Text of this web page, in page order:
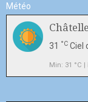
Météo
31 °C Ciel
Min: 31 °C |